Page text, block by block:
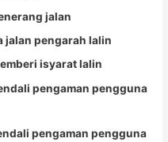
jalan
jalan pengarah lalin
isyarat lalin
pengaman pengguna
pengaman pengguna